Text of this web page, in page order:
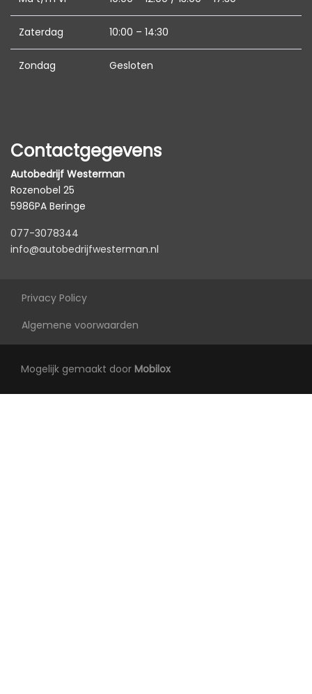
Elektrische ramen achter
Elektrische ramen voor
Hoofdsteunen anti-whiplash
Microvezel bekleding
Middenarmsteun voor
Passagiersstoel in hoogte verstelbaar
Sportstoelen
Stuur leder
Overige
Apple carplay/android auto
Zaterdag 10:00 – 14:30
Zondag Gesloten
Contactgegevens
Autobedrijf Westerman
Rozenobel 25
5986PA Beringe
077-3078344
info@autobedrijfwesterman.nl
Privacy Policy
Algemene voorwaarden
Mogelijk gemaakt door Mobilox